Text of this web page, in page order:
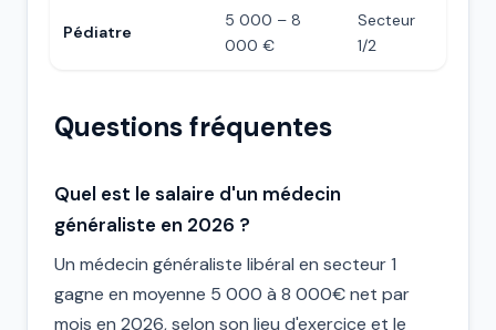
Pédiatre
5 000 – 8
000 €
Secteur
1/2
Questions fréquentes
Quel est le salaire d'un médecin
généraliste en 2026 ?
Un médecin généraliste libéral en secteur 1
gagne en moyenne 5 000 à 8 000€ net par
mois en 2026, selon son lieu d'exercice et le